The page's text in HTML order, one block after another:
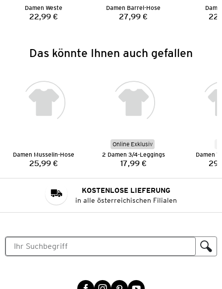
Damen Weste
Preis:
22,99 €
Damen Barrel-Hose
Preis:
27,99 €
Das könnte Ihnen auch gefallen
Damen Musselin-Hose
Preis:
25,99 €
Online Exklusiv
2 Damen 3/4-Leggings
Preis:
17,99 €
Damen
KOSTENLOSE LIEFERUNG
in alle österreichischen Filialen